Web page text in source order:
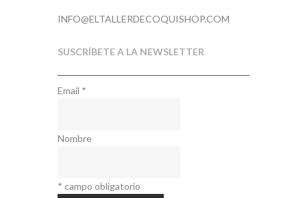
INFO@ELTALLERDECOQUISHOP.COM
SUSCRÍBETE A LA NEWSLETTER
Email *
Nombre
* campo obligatorio